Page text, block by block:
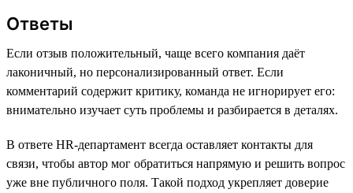
Ответы
Если отзыв положительный, чаще всего компания даёт
лаконичный, но персонализированный ответ. Если
комментарий содержит критику, команда не игнорирует его:
внимательно изучает суть проблемы и разбирается в деталях.
В ответе HR-департамент всегда оставляет контакты для
связи, чтобы автор мог обратиться напрямую и решить вопрос
уже вне публичного поля. Такой подход укрепляет доверие